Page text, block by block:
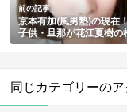
前の記事
京本有加(風男塾)の現在
子供・旦那が花江夏樹の
め
同じカテゴリーの